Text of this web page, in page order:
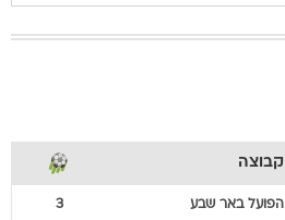
קבוצה
הפועל באר שבע 3